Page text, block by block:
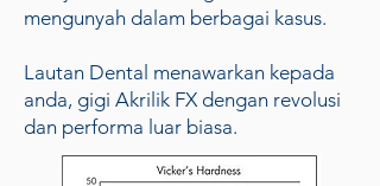
mengunyah dalam berbagai kasus.
Lautan Dental menawarkan kepada
anda, gigi Akrilik FX dengan revolusi
dan performa luar biasa.